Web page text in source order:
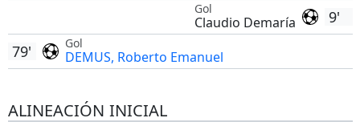
9'
Gol
Claudio Demaría
Gol
DEMUS, Roberto Emanuel
79'
ALINEACIÓN INICIAL